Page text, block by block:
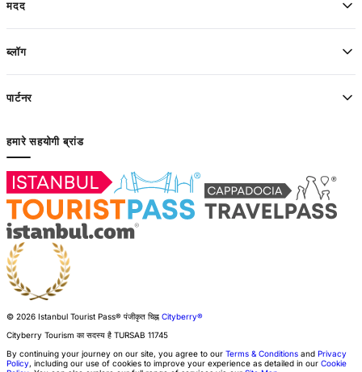
मदद
ब्लॉग
पार्टनर
हमारे सहयोगी ब्रांड
© 2026 Istanbul Tourist Pass® पंजीकृत चिह्न Cityberry®
Cityberry Tourism का सदस्य है TURSAB 11745
By continuing your journey on our site, you agree to our Terms & Conditions and Privacy
Policy, including our use of cookies to improve your experience as detailed in our Cookie